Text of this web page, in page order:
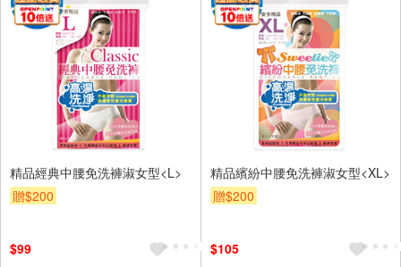
精品經典中腰免洗褲淑女型<L>
贈$200
$99
精品繽紛中腰免洗褲淑女型<XL>
贈$200
$105